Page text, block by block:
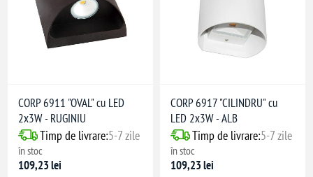
CORP 6911 "OVAL" cu LED
2x3W - RUGINIU
Timp de livrare:5-7 zile
în stoc
109,23 lei
CORP 6917 "CILINDRU" cu
LED 2x3W - ALB
Timp de livrare:5-7 zile
în stoc
109,23 lei